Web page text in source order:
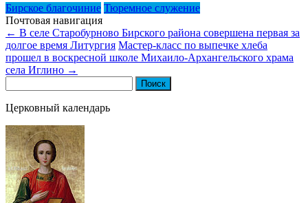
Бирское благочиние Тюремное служение
Почтовая навигация
← В селе Старобурново Бирского района совершена первая за
долгое время Литургия Мастер-класс по выпечке хлеба
прошел в воскресной школе Михаило-Архангельского храма
села Иглино →
Церковный календарь